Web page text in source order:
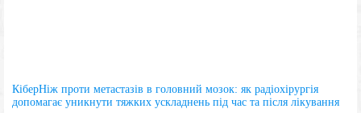
КіберНіж проти метастазів в головний мозок: як радіохірургія
допомагає уникнути тяжких ускладнень під час та після лікування